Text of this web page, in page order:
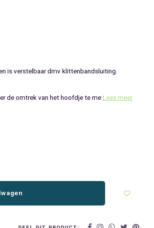
is verstelbaar dmv klittenbandsluiting.
de omtrek van het hoofdje te meLees meer